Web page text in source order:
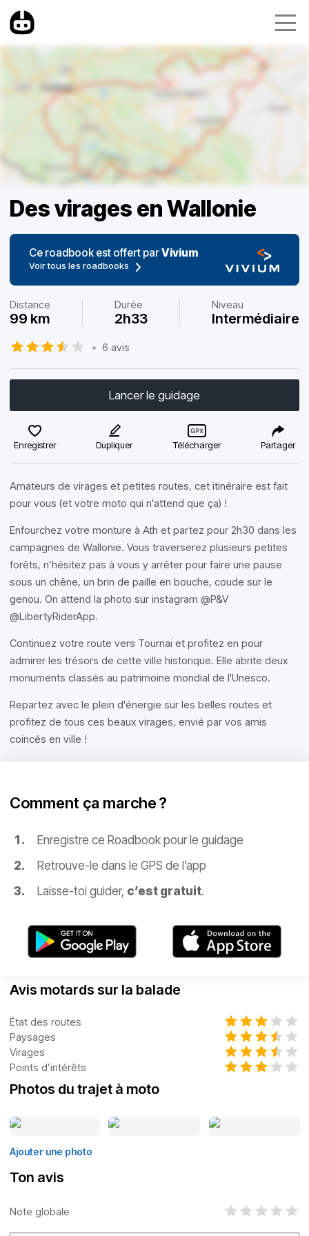
Des virages en Wallonie
Ce roadbook est offert parVivium
Voir tous les roadbooks
Distance
99 km
Durée
2h33
Niveau
Intermédiaire
• 6 avis
Lancer le guidage
Enregistrer Dupliquer Télécharger Partager
Amateurs de virages et petites routes, cet itinéraire est fait
pour vous (et votre moto qui n'attend que ça) !
Enfourchez votre monture à Ath et partez pour 2h30 dans les
campagnes de Wallonie. Vous traverserez plusieurs petites
forêts, n’hésitez pas à vous y arrêter pour faire une pause
sous un chêne, un brin de paille en bouche, coude sur le
genou. On attend la photo sur instagram @P&V
@LibertyRiderApp.
Continuez votre route vers Tournai et profitez en pour
admirer les trésors de cette ville historique. Elle abrite deux
monuments classés au patrimoine mondial de l'Unesco.
Repartez avec le plein d'énergie sur les belles routes et
profitez de tous ces beaux virages, envié par vos amis
coincés en ville !
Comment ça marche ?
Enregistre ce Roadbook pour le guidage
Retrouve-le dans le GPS de l’app
Laisse-toi guider, c’est gratuit.
Avis motards sur la balade
État des routes
Paysages
Virages
Points d’intérêts
Photos du trajet à moto
Ajouter une photo
Ton avis
Note globale